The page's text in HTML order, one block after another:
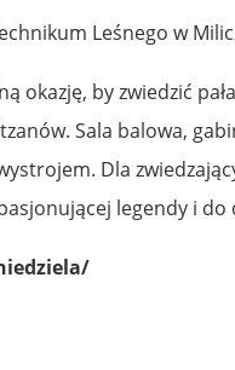
Leśnego w
okazję, by zwiedzić
Sala balowa,
Dla
legendy i do